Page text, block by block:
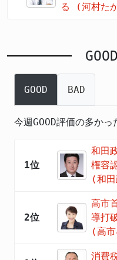
る (河村た
GOOD BAD
今週GOOD評価の多かっ
1位
和田
権容
(和
2位
高市
導打
(高
消費